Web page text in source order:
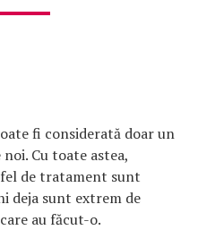
fi considerată doar un
Cu toate astea,
de tratament sunt
deja sunt extrem de
au făcut-o.